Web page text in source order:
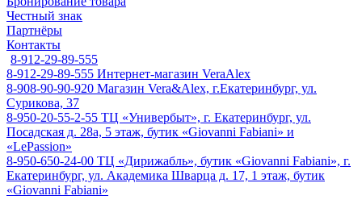
Честный знак
Партнёры
Контакты
8-912-29-89-555
8-912-29-89-555 Интернет-магазин VeraAlex
8-908-90-90-920 Магазин Vera&Alex, г.Екатеринбург, ул.
Сурикова, 37
8-950-20-55-2-55 ТЦ «Универбыт», г. Екатеринбург, ул.
Посадская д. 28а, 5 этаж, бутик «Giovanni Fabiani» и
«LePassion»
8-950-650-24-00 ТЦ «Дирижабль», бутик «Giovanni Fabiani», г.
Екатеринбург, ул. Академика Шварца д. 17, 1 этаж, бутик
«Giovanni Fabiani»